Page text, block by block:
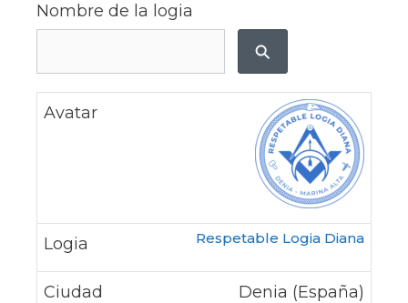
Nombre de la logia
Respetable Logia Diana
Denia (España)